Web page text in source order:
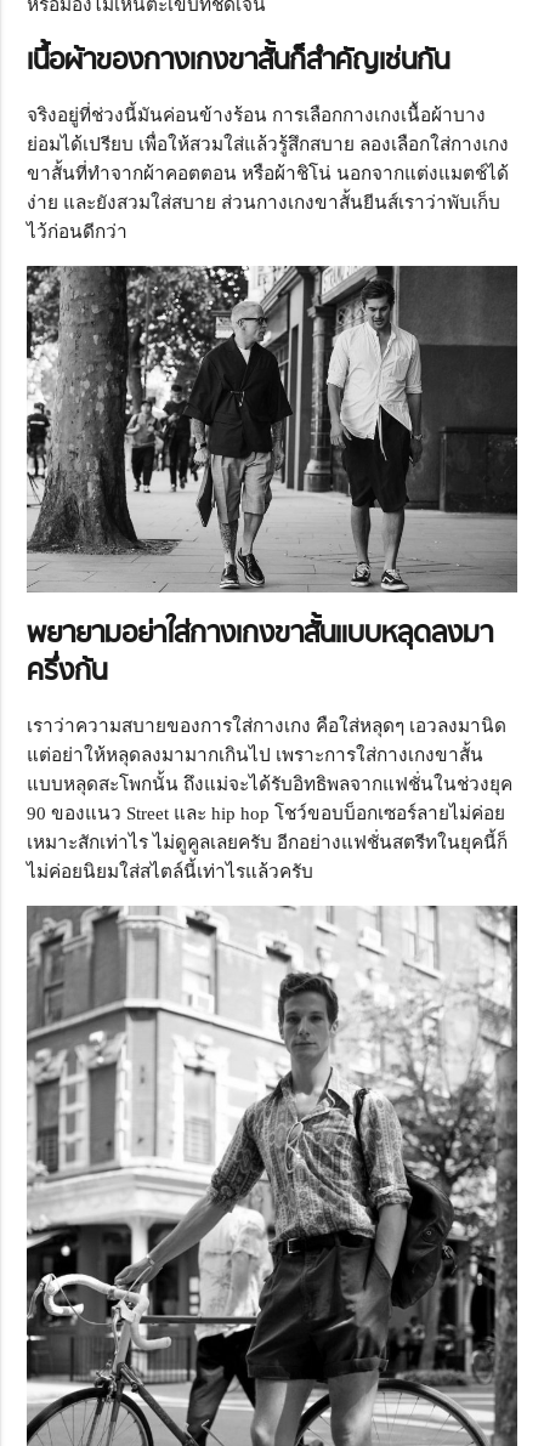
เนื้อผ้าของกางเกงขาสั้นก็สำคัญเช่นกัน
จริงอยู่ที่ช่วงนี้มันค่อนข้างร้อน การเลือกกางเกงเนื้อผ้าบาง
ย่อมได้เปรียบ เพื่อให้สวมใส่แล้วรู้สึกสบาย ลองเลือกใส่กางเกง
ขาสั้นที่ทำจากผ้าคอตตอน หรือผ้าชิโน่ นอกจากแต่งแมตช์ได้
ง่าย และยังสวมใส่สบาย ส่วนกางเกงขาสั้นยีนส์เราว่าพับเก็บ
ไว้ก่อนดีกว่า
พยายามอย่าใส่กางเกงขาสั้นแบบหลุดลงมา
ครึ่งก้น
เราว่าความสบายของการใส่กางเกง คือใส่หลุดๆ เอวลงมานิด
แต่อย่าให้หลุดลงมามากเกินไป เพราะการใส่กางเกงขาสั้น
แบบหลุดสะโพกนั้น ถึงแม่จะได้รับอิทธิพลจากแฟชั่นในช่วงยุค
90 ของแนว Street และ hip hop โชว์ขอบบ็อกเซอร์ลายไม่ค่อย
เหมาะสักเท่าไร ไม่ดูคูลเลยครับ อีกอย่างแฟชั่นสตรีทในยุคนี้ก็
ไม่ค่อยนิยมใส่สไตล์นี้เท่าไรแล้วครับ